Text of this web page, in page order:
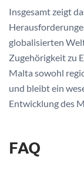
Insgesamt zeigt
globalisierten
Zugehörigkeit zu
Malta sowohl
und bleibt ein
Entwicklung des
FAQ